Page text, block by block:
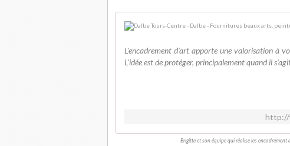
L'encadrement d'art apporte une valorisation à
L'idée est de protéger, principalement quand il
http://
Brigitte et son équipe qui réalise les